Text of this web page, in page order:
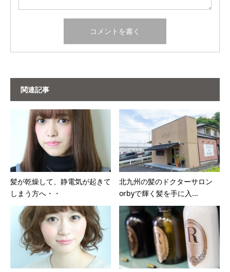
関連記事
髪が乾燥して、静電気が起きて
しまう方へ・・
北九州の髪のドクターサロン
orbyで輝く髪を手に入...